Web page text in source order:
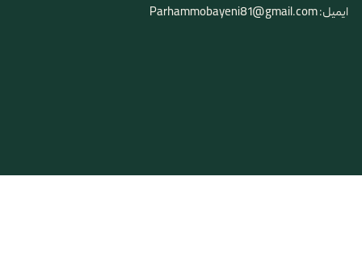
ایمیل: Parhammobayeni81@gmail.com